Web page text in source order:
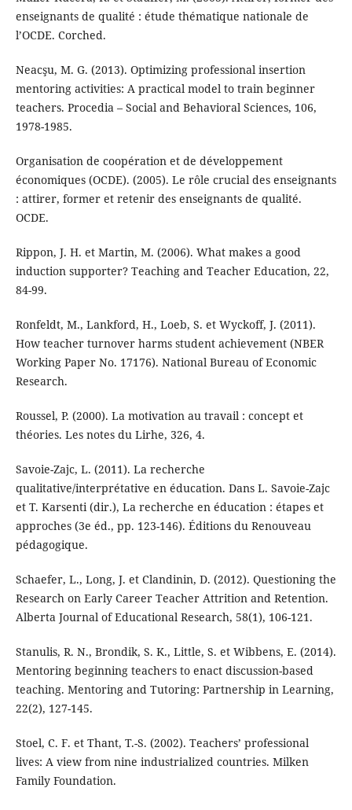
enseignants de qualité : étude thématique nationale de
l’OCDE. Corched.
Neacşu, M. G. (2013). Optimizing professional insertion
mentoring activities: A practical model to train beginner
teachers. Procedia – Social and Behavioral Sciences, 106,
1978-1985.
Organisation de coopération et de développement
économiques (OCDE). (2005). Le rôle crucial des enseignants
: attirer, former et retenir des enseignants de qualité.
OCDE.
Rippon, J. H. et Martin, M. (2006). What makes a good
induction supporter? Teaching and Teacher Education, 22,
84-99.
Ronfeldt, M., Lankford, H., Loeb, S. et Wyckoff, J. (2011).
How teacher turnover harms student achievement (NBER
Working Paper No. 17176). National Bureau of Economic
Research.
Roussel, P. (2000). La motivation au travail : concept et
théories. Les notes du Lirhe, 326, 4.
Savoie-Zajc, L. (2011). La recherche
qualitative/interprétative en éducation. Dans L. Savoie-Zajc
et T. Karsenti (dir.), La recherche en éducation : étapes et
approches (3e éd., pp. 123-146). Éditions du Renouveau
pédagogique.
Schaefer, L., Long, J. et Clandinin, D. (2012). Questioning the
Research on Early Career Teacher Attrition and Retention.
Alberta Journal of Educational Research, 58(1), 106-121.
Stanulis, R. N., Brondik, S. K., Little, S. et Wibbens, E. (2014).
Mentoring beginning teachers to enact discussion-based
teaching. Mentoring and Tutoring: Partnership in Learning,
22(2), 127-145.
Stoel, C. F. et Thant, T.-S. (2002). Teachers’ professional
lives: A view from nine industrialized countries. Milken
Family Foundation.